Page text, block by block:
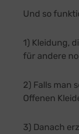
Und so
1) Kleidung,
für andere
2) Falls man
Offenen
3) Danach